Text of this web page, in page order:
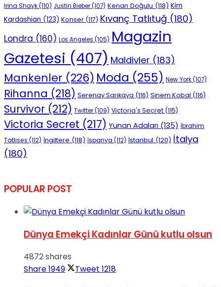
Irina Shayk(110) Justin Bieber(107) Kenan Doğulu (118) Kim
Kardashian (123) Konser (117) Kıvanç Tatlıtuğ (180)
Londra (160) Los Angeles (105) Magazin
Gazetesi (407) Maldivler (183)
Mankenler (226) Moda (255) New York(107)
Rihanna (218) Serenay Sarıkaya (116) Sinem Kobal (116)
Survivor (212) Twitter(109) Victoria's Secret (115)
Victoria Secret (217) Yunan Adaları (135) İbrahim
Tatlıses (112) İngiltere (118) İspanya (112) İstanbul (120) İtalya
(180)
POPULAR POST
Dünya Emekçi Kadınlar Günü kutlu olsun
4872 shares
Share1949 Tweet 1218